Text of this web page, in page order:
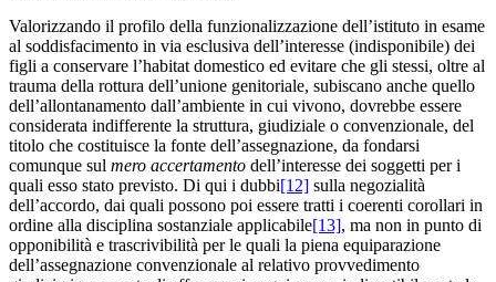
Valorizzando il profilo della funzionalizzazione dell’istituto in esame
al soddisfacimento in via esclusiva dell’interesse (indisponibile) dei
figli a conservare l’habitat domestico ed evitare che gli stessi, oltre al
trauma della rottura dell’unione genitoriale, subiscano anche quello
dell’allontanamento dall’ambiente in cui vivono, dovrebbe essere
considerata indifferente la struttura, giudiziale o convenzionale, del
titolo che costituisce la fonte dell’assegnazione, da fondarsi
comunque sul mero accertamento dell’interesse dei soggetti per i
quali esso stato previsto. Di qui i dubbi[12] sulla negozialità
dell’accordo, dai quali possono poi essere tratti i coerenti corollari in
ordine alla disciplina sostanziale applicabile[13], ma non in punto di
opponibilità e trascrivibilità per le quali la piena equiparazione
dell’assegnazione convenzionale al relativo provvedimento